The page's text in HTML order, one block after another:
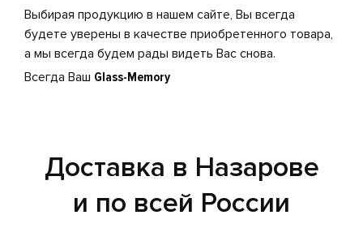
Выбирая продукцию в нашем сайте, Вы всегда
будете уверены в качестве приобретенного товара,
а мы всегда будем рады видеть Вас снова.
Всегда Ваш Glass-Memory
Доставка в Назарове
и по всей России